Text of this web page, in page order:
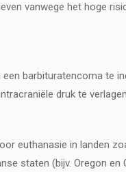
vanwege het hoge
barbituratencoma te
druk te
euthanasie in landen
staten (bijv. Oregon